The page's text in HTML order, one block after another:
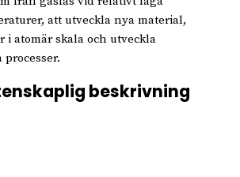
att utveckla nya material,
i atomär skala och utveckla
beskrivning